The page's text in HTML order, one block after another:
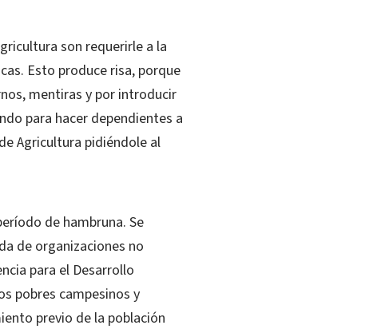
son requerirle a la
Esto produce risa, porque
mentiras y por introducir
para hacer dependientes a
Agricultura pidiéndole al
de hambruna. Se
de organizaciones no
para el Desarrollo
pobres campesinos y
previo de la población